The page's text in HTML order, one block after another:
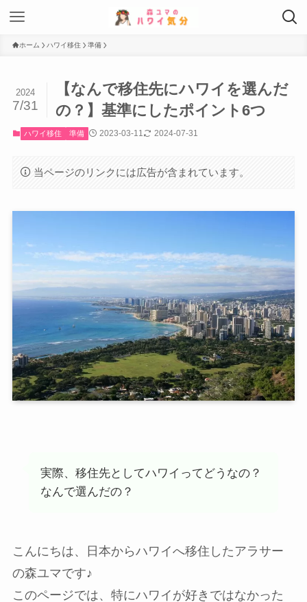
ホーム ハワイ移住 準備
【なんで移住先にハワイを選んだ
の？】基準にしたポイント6つ
2024
7/31
ハワイ移住 準備 2023-03-11 2024-07-31
当ページのリンクには広告が含まれています。
実際、移住先としてハワイってどうなの？
なんで選んだの？
こんにちは、日本からハワイへ移住したアラサー
の森ユマです♪
このページでは、 特にハワイが好きではなかった